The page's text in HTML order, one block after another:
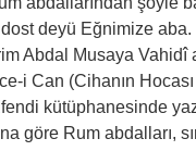
deyü Eğnimize
Abdal Musaya Vahidî
i Can (Cihanın
kütüphanesinde
göre Rum abdalları,